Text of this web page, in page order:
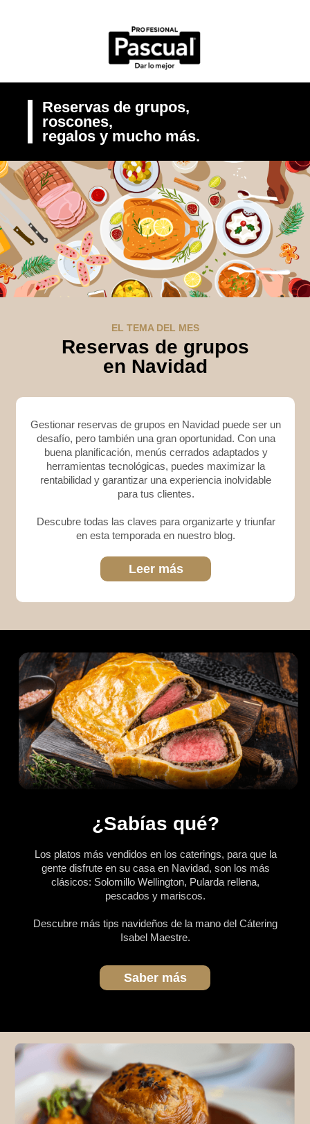
Reservas de grupos,
roscones,
regalos y mucho más.
EL TEMA DEL MES
Reservas de grupos
en Navidad
Gestionar reservas de grupos en Navidad puede ser un
desafío, pero también una gran oportunidad. Con una
buena planificación, menús cerrados adaptados y
herramientas tecnológicas, puedes maximizar la
rentabilidad y garantizar una experiencia inolvidable
para tus clientes.
Descubre todas las claves para organizarte y triunfar
en esta temporada en nuestro blog.
Leer más
¿Sabías qué?
Los platos más vendidos en los caterings, para que la
gente disfrute en su casa en Navidad, son los más
clásicos: Solomillo Wellington, Pularda rellena,
pescados y mariscos.
Descubre más tips navideños de la mano del Cátering
Isabel Maestre.
Saber más